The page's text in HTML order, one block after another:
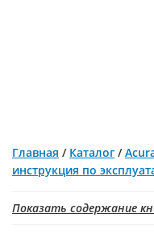
Главная / Каталог /
инструкция по
Показать содержание